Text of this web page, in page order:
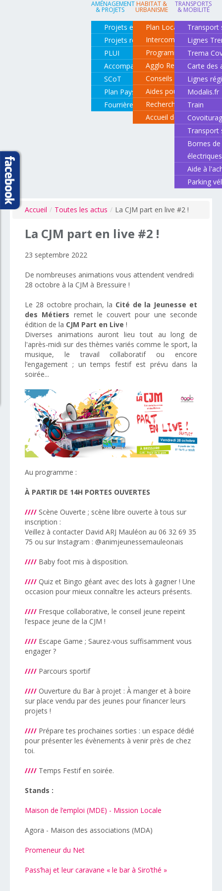
AMÉNAGEMENT
& PROJETS
Projets en cours
Projets réalisés
PLUI
Accompagnement de projets
SCoT
Plan Paysage
Fourrière animale
HABITAT &
URBANISME
Plan Local d'Urbanisme
Intercommunal
Programme local de
Agglo Renov
Conseils pour rénover
Aides pour rénover
Recherche d'un
Accueil des gens du
TRANSPORTS
& MOBILITÉ
Transport
Lignes
Trema
Carte des
Lignes
Modalis.fr
Train
Transport
Bornes
électriques
Aide à
Parking
Accueil / Toutes les actus / La CJM part en live #2 !
La CJM part en live #2 !
23 septembre 2022
De nombreuses animations vous attendent vendredi
28 octobre à la CJM à Bressuire !
Le 28 octobre prochain, la Cité de la Jeunesse et
des Métiers remet le couvert pour une seconde
édition de la CJM Part en Live !
Diverses animations auront lieu tout au long de
l'après-midi sur des thèmes variés comme le sport, la
musique, le travail collaboratif ou encore
l’engagement ; un temps festif est prévu dans la
soirée...
Au programme :
À PARTIR DE 14H PORTES OUVERTES
//// Scène Ouverte ; scène libre ouverte à tous sur
inscription :
Veillez à contacter David ARJ Mauléon au 06 32 69 35
75 ou sur Instagram : @animjeunessemauleonais
//// Baby foot mis à disposition.
//// Quiz et Bingo géant avec des lots à gagner ! Une
occasion pour mieux connaître les acteurs présents.
//// Fresque collaborative, le conseil jeune repeint
l’espace jeune de la CJM !
//// Escape Game ; Saurez-vous suffisamment vous
engager ?
//// Parcours sportif
//// Ouverture du Bar à projet : À manger et à boire
sur place vendu par des jeunes pour financer leurs
projets !
//// Prépare tes prochaines sorties : un espace dédié
pour présenter les évènements à venir près de chez
toi.
//// Temps Festif en soirée.
Stands :
Maison de l’emploi (MDE) - Mission Locale
Agora - Maison des associations (MDA)
Promeneur du Net
Pass’haj et leur caravane « le bar à Siro’thé »